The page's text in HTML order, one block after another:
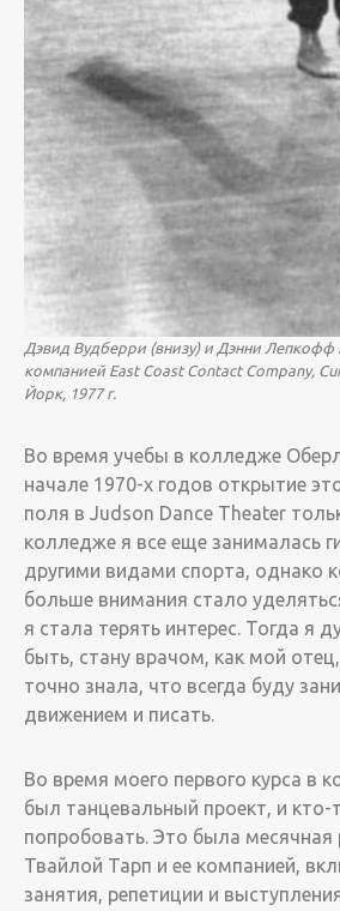
Дэвид Вудберри (внизу) и Дэнни Лепкофф
компанией East Coast Contact Company,
Йорк, 1977 г.
Во время учебы в колледже
начале 1970-х годов открытие
поля в Judson Dance Theater
колледже я все еще занималась
другими видами спорта, однако
больше внимания стало
я стала терять интерес. Тогда я
быть, стану врачом, как мой
точно знала, что всегда буду
движением и писать.
Во время моего первого курса в
был танцевальный проект, и
попробовать. Это была месячная
Твайлой Тарп и ее компанией,
занятия, репетиции и